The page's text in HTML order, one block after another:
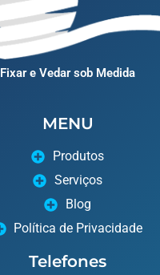
Fixar e Vedar sob Medida
MENU
Produtos
Serviços
Blog
Política de Privacidade
Telefones